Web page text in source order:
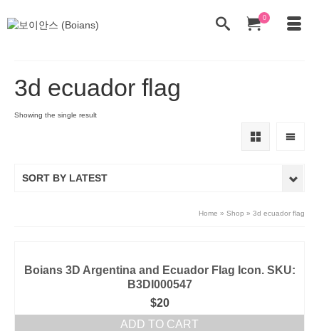
0
3d ecuador flag
Showing the single result
SORT BY LATEST
Home » Shop » 3d ecuador flag
Boians 3D Argentina and Ecuador Flag Icon. SKU:
B3DI000547
$20
ADD TO CART